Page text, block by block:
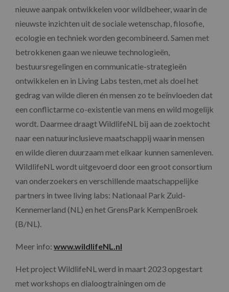
nieuwe aanpak ontwikkelen voor wildbeheer, waarin de
nieuwste inzichten uit de sociale wetenschap, filosofie,
ecologie en techniek worden gecombineerd. Samen met
betrokkenen gaan we nieuwe technologieën,
bestuursregelingen en communicatie-strategieën
ontwikkelen en in Living Labs testen, met als doel het
gedrag van wilde dieren én mensen zo te beïnvloeden dat
een conflictarme co-existentie van mens en wild mogelijk
wordt. Daarmee draagt WildlifeNL bij aan de zoektocht
naar een natuurinclusieve maatschappij waarin mensen
en wilde dieren duurzaam met elkaar kunnen samenleven.
WildlifeNL wordt uitgevoerd door een groot consortium
van onderzoekers en verschillende maatschappelijke
partners in twee living labs: Nationaal Park Zuid-
Kennemerland (NL) en het GrensPark KempenBroek
(B/NL).
Meer info: www.wildlifeNL.nl
Het project WildlifeNL werd in maart 2023 opgestart
met workshops en dialoogtrainingen om de